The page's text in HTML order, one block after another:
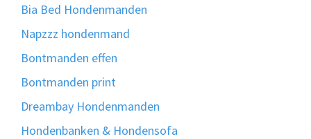
Bia Bed Hondenmanden
Napzzz hondenmand
Bontmanden effen
Bontmanden print
Dreambay Hondenmanden
Hondenbanken & Hondensofa